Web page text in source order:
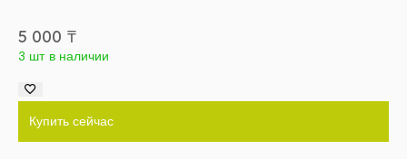
5 000 ₸
3 шт в наличии
Купить сейчас